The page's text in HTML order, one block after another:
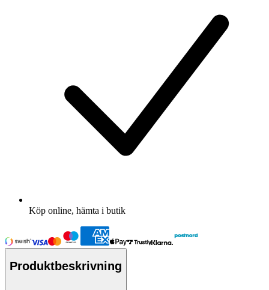
Köp online, hämta i butik
Produktbeskrivning